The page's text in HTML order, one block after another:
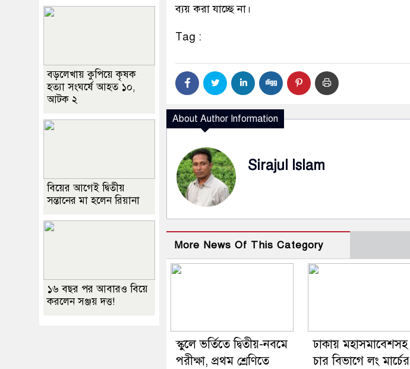
ব্যয় করা যাচ্ছে না।
Tag :
About Author Information
Sirajul Islam
More News Of This Category
স্কুলে ভর্তিতে দ্বিতীয়-নবমে
পরীক্ষা, প্রথম শ্রেণিতে
ঢাকায় মহাসমাবেশসহ
চার বিভাগে লং মার্চের
বড়লেখায় কুপিয়ে কৃষক
হত্যা সংঘর্ষে আহত ১০,
আটক ২
বিয়ের আগেই দ্বিতীয়
সন্তানের মা হলেন রিয়ানা
১৬ বছর পর আবারও বিয়ে
করলেন সঞ্জয় দত্ত!